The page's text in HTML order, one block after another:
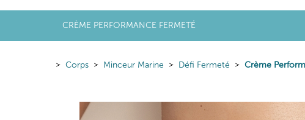
CRÈME PERFORMANCE FERMETÉ
Corps Minceur Marine Défi Fermeté Crème